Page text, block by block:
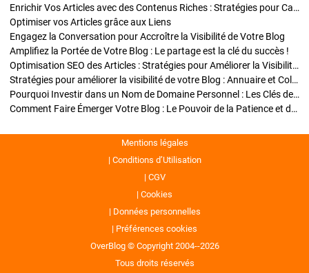
Enrichir Vos Articles avec des Contenus Riches : Stratégies pour Captiver et Optimiser
Optimiser vos Articles grâce aux Liens
Engagez la Conversation pour Accroître la Visibilité de Votre Blog
Amplifiez la Portée de Votre Blog : Le partage est la clé du succès !
Optimisation SEO des Articles : Stratégies pour Améliorer la Visibilité de Votre Blog
Stratégies pour améliorer la visibilité de votre Blog : Annuaire et Collaborations
Pourquoi Investir dans un Nom de Domaine Personnel : Les Clés de la Réussite de Votre Blog
Comment Faire Émerger Votre Blog : Le Pouvoir de la Patience et de la Persévérance
Mentions légales
Conditions d’Utilisation
CGV
Cookies
Données personnelles
Préférences cookies
OverBlog © Copyright 2004--2026
Tous droits réservés